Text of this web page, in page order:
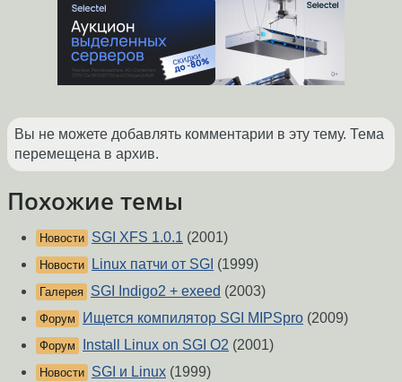
Вы не можете добавлять комментарии в эту тему. Тема
перемещена в архив.
Похожие темы
Новости SGI XFS 1.0.1 (2001)
Новости Linux патчи от SGI (1999)
Галерея SGI Indigo2 + exeed (2003)
Форум Ищется компилятор SGI MIPSpro (2009)
Форум Install Linux on SGI O2 (2001)
Новости SGI и Linux (1999)